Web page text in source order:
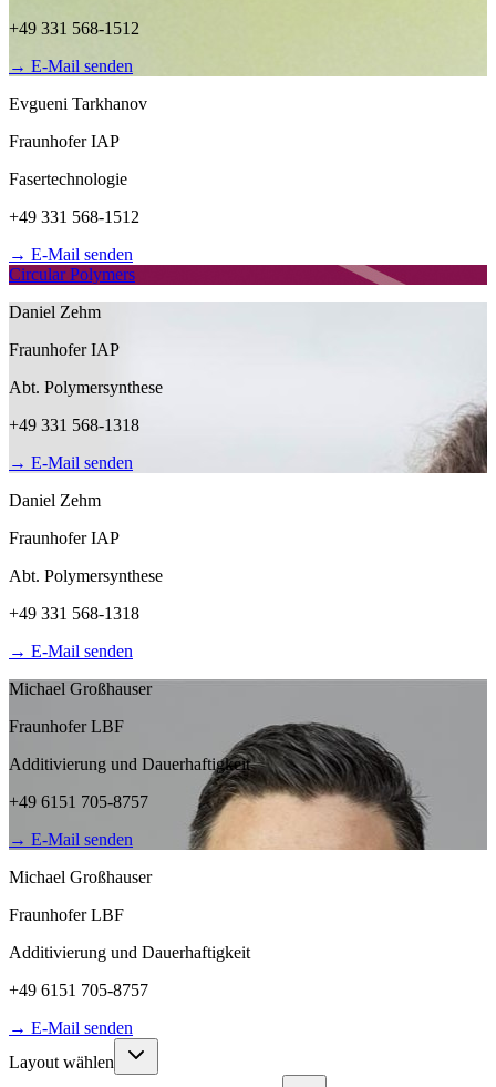
+49 331 568-1512
→ E-Mail senden
Evgueni Tarkhanov
Fraunhofer IAP
Fasertechnologie
+49 331 568-1512
→ E-Mail senden
Circular Polymers
Daniel Zehm
Fraunhofer IAP
Abt. Polymersynthese
+49 331 568-1318
→ E-Mail senden
Daniel Zehm
Fraunhofer IAP
Abt. Polymersynthese
+49 331 568-1318
→ E-Mail senden
Michael Großhauser
Fraunhofer LBF
Additivierung und Dauerhaftigkeit
+49 6151 705-8757
→ E-Mail senden
Michael Großhauser
Fraunhofer LBF
Additivierung und Dauerhaftigkeit
+49 6151 705-8757
→ E-Mail senden
Layout wählen